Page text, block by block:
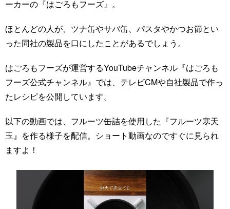
ーカーの『はごろもフーズ』。
ほとんどの人が、ツナ缶やサバ缶、パスタやかつお節とい
った同社の製品を口にしたことがあるでしょう。
はごろもフーズが運営するYouTubeチャンネル『はごろも
フーズ公式チャンネル』では、テレビCMや自社製品で作っ
たレシピを公開しています。
以下の動画では、フルーツ缶詰を使用した『フルーツ寒天
玉』を作る様子を配信。ショート動画なのですぐに見られ
ますよ！